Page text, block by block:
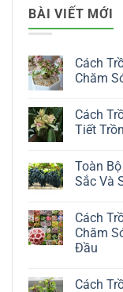
BÀI VIẾT MỚI
Cách
Chăm
bình
luận
Cây
Đô
La
Thuật
Chăm
Sóc
Lá
Tế
Cách
Tiết
bình
luận
ở
Địa
Lan
Tứ
Thời:
Chi
Tiết
Toàn
Sắc Và
bình
luận
ở
Toàn
Trồng
Nho
Cách
Chăm
Đầu
bình
Cách